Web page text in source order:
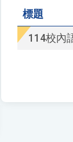
標
題、
關
下
標題
114校內